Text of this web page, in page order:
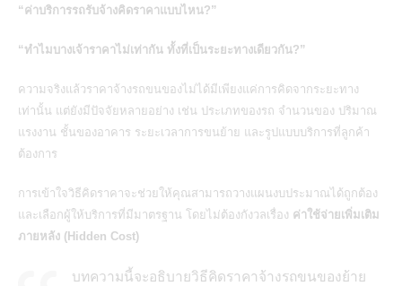
“ค่าบริการรถรับจ้างคิดราคาแบบไหน?”
“ทำไมบางเจ้าราคาไม่เท่ากัน ทั้งที่เป็นระยะทางเดียวกัน?”
ความจริงแล้วราคาจ้างรถขนของไม่ได้มีเพียงแค่การคิดจากระยะทาง
เท่านั้น แต่ยังมีปัจจัยหลายอย่าง เช่น ประเภทของรถ จำนวนของ ปริมาณ
แรงงาน ชั้นของอาคาร ระยะเวลาการขนย้าย และรูปแบบบริการที่ลูกค้า
ต้องการ
การเข้าใจวิธีคิดราคาจะช่วยให้คุณสามารถวางแผนงบประมาณได้ถูกต้อง
และเลือกผู้ให้บริการที่มีมาตรฐาน โดยไม่ต้องกังวลเรื่อง ค่าใช้จ่ายเพิ่มเติม
ภายหลัง (Hidden Cost)
บทความนี้จะอธิบายวิธีคิดราคาจ้างรถขนของย้าย